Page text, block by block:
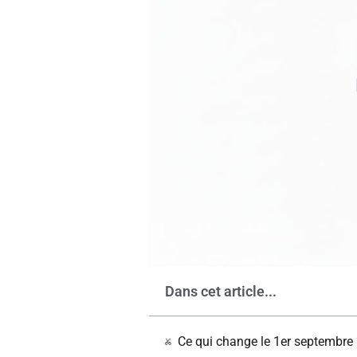
Dans cet article...
Ce qui change le 1er